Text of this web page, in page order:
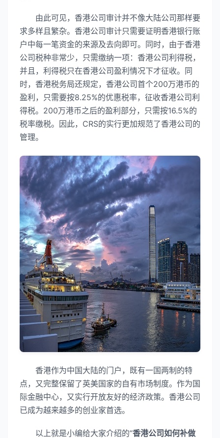
由此可见，香港公司审计并不像大陆公司那样要
求多样且繁杂。香港公司审计只需要证明香港银行账
户中每一笔资金的来源及去向即可。同时，由于香港
公司税种非常少，只需缴纳一项：香港公司利得税，
并且，利得税只在香港公司盈利情况下才征收。同
时，香港税务局还规定，香港公司首个200万港币的
盈利，只需要按8.25%的优惠税率，征收香港公司利
得税。200万港币之后的盈利部分，只需按16.5%的
税率缴税。因此，CRS的实行更加规范了香港公司的
管理。
香港作为中国大陆的门户，既有一国两制的特
点，又完整保留了英美国家的自有市场制度。作为国
际金融中心，又实行开放友好的经济政策。香港公司
已成为越来越多的创业家首选。
以上就是小编给大家介绍的“香港公司如何补做